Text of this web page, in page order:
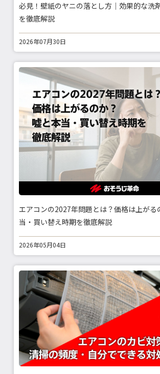
必見！壁紙のヤニの落とし方｜効果的な洗
を徹底解説
2026年07月30日
エアコンの2027年問題とは？価格は上がる
当・買い替え時期を徹底解説
2026年05月04日